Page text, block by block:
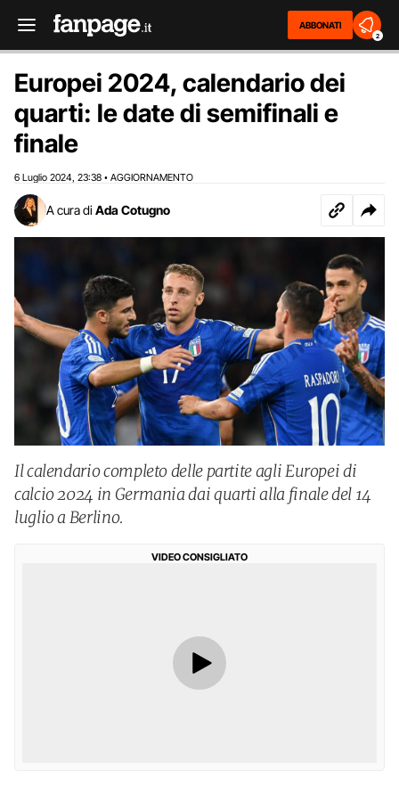
ABBONATI
2
Europei 2024, calendario dei
quarti: le date di semifinali e
finale
6 Luglio 2024 23:38 • AGGIORNAMENTO
A cura di Ada Cotugno
Il calendario completo delle partite agli Europei di
calcio 2024 in Germania dai quarti alla finale del 14
luglio a Berlino.
VIDEO CONSIGLIATO